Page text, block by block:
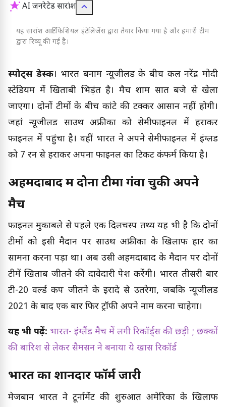
AI जनरेटेड सारांश
यह सारांश आर्टिफिशियल इंटेलिजेंस द्वारा तैयार किया गया है और हमारी टीम
द्वारा रिव्यू की गई है।
स्पोर्ट्स डेस्क। भारत बनाम न्यूजीलैंड के बीच कल नरेंद्र मोदी
स्टेडियम में खिताबी भिड़ंत है। मैच शाम सात बजे से खेला
जाएगा। दोनों टीमों के बीच कांटे की टक्कर आसान नहीं होगी।
जहां न्यूजीलैंड साउथ अफ्रीका को सेमीफाइनल में हराकर
फाइनल में पहुंचा है। वहीं भारत ने अपने सेमीफाइनल में इंग्लैंड
को 7 रन से हराकर अपना फाइनल का टिकट कंफर्म किया है।
अहमदाबाद में दोनों टीमों गंवा चुकी अपने
मैच
फाइनल मुकाबले से पहले एक दिलचस्प तथ्य यह भी है कि दोनों
टीमों को इसी मैदान पर साउथ अफ्रीका के खिलाफ हार का
सामना करना पड़ा था। अब उसी अहमदाबाद के मैदान पर दोनों
टीमें खिताब जीतने की दावेदारी पेश करेंगी। भारत तीसरी बार
टी-20 वर्ल्ड कप जीतने के इरादे से उतरेगा, जबकि न्यूजीलैंड
2021 के बाद एक बार फिर ट्रॉफी अपने नाम करना चाहेगा।
यह भी पढ़ें: भारत- इंग्लैंड मैच में लगी रिकॉर्ड्स की छड़ी ; छक्कों
की बारिश से लेकर सैमसन ने बनाया ये खास रिकॉर्ड
भारत का शानदार फॉर्म जारी
मेजबान भारत ने टूर्नामेंट की शुरुआत अमेरिका के खिलाफ